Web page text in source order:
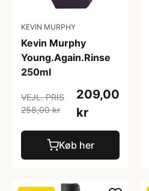
KEVIN MURPHY
Kevin Murphy
Young.Again.Rinse
250ml
VEJL. PRIS
258,00 kr
209,00
kr
Køb her